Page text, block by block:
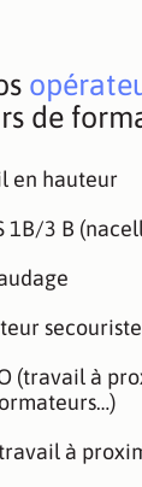
de
en hauteur
1B/3 B
(travail à
à